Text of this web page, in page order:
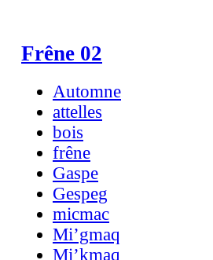
Frêne 02
Automne
attelles
bois
frêne
Gaspe
Gespeg
micmac
Mi’gmaq
Mi’kmaq